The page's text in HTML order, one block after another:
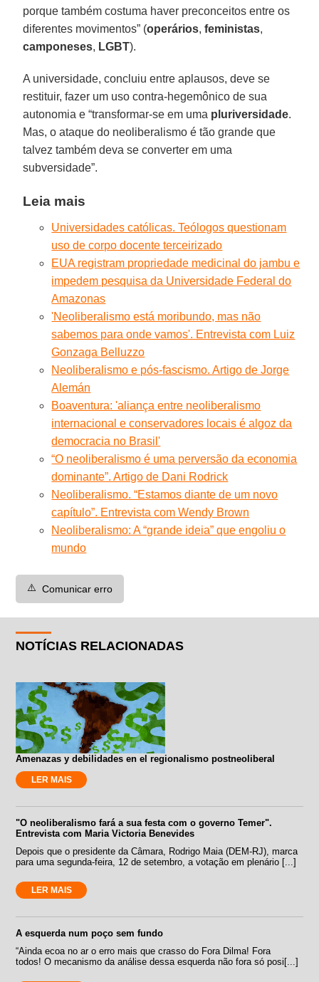
porque também costuma haver preconceitos entre os
diferentes movimentos” (operários, feministas,
camponeses, LGBT).
A universidade, concluiu entre aplausos, deve se
restituir, fazer um uso contra-hegemônico de sua
autonomia e “transformar-se em uma pluriversidade.
Mas, o ataque do neoliberalismo é tão grande que
talvez também deva se converter em uma
subversidade”.
Leia mais
Universidades católicas. Teólogos questionam
uso de corpo docente terceirizado
EUA registram propriedade medicinal do jambu e
impedem pesquisa da Universidade Federal do
Amazonas
'Neoliberalismo está moribundo, mas não
sabemos para onde vamos'. Entrevista com Luiz
Gonzaga Belluzzo
Neoliberalismo e pós-fascismo. Artigo de Jorge
Alemán
Boaventura: 'aliança entre neoliberalismo
internacional e conservadores locais é algoz da
democracia no Brasil'
“O neoliberalismo é uma perversão da economia
dominante”. Artigo de Dani Rodrick
Neoliberalismo. “Estamos diante de um novo
capítulo”. Entrevista com Wendy Brown
Neoliberalismo: A “grande ideia” que engoliu o
mundo
⚠️ Comunicar erro
NOTÍCIAS RELACIONADAS
Amenazas y debilidades en el regionalismo postneoliberal
LER MAIS
"O neoliberalismo fará a sua festa com o governo Temer".
Entrevista com Maria Victoria Benevides
Depois que o presidente da Câmara, Rodrigo Maia (DEM-RJ), marca
para uma segunda-feira, 12 de setembro, a votação em plenário [...]
LER MAIS
A esquerda num poço sem fundo
“Ainda ecoa no ar o erro mais que crasso do Fora Dilma! Fora
todos! O mecanismo da análise dessa esquerda não fora só posi[...]